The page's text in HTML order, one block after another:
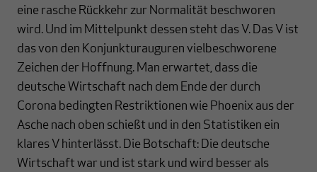
eine rasche Rückkehr zur Normalität beschworen
wird. Und im Mittelpunkt dessen steht das V. Das V ist
das von den Konjunkturauguren vielbeschworene
Zeichen der Hoffnung. Man erwartet, dass die
deutsche Wirtschaft nach dem Ende der durch
Corona bedingten Restriktionen wie Phoenix aus der
Asche nach oben schießt und in den Statistiken ein
klares V hinterlässt. Die Botschaft: Die deutsche
Wirtschaft war und ist stark und wird besser als